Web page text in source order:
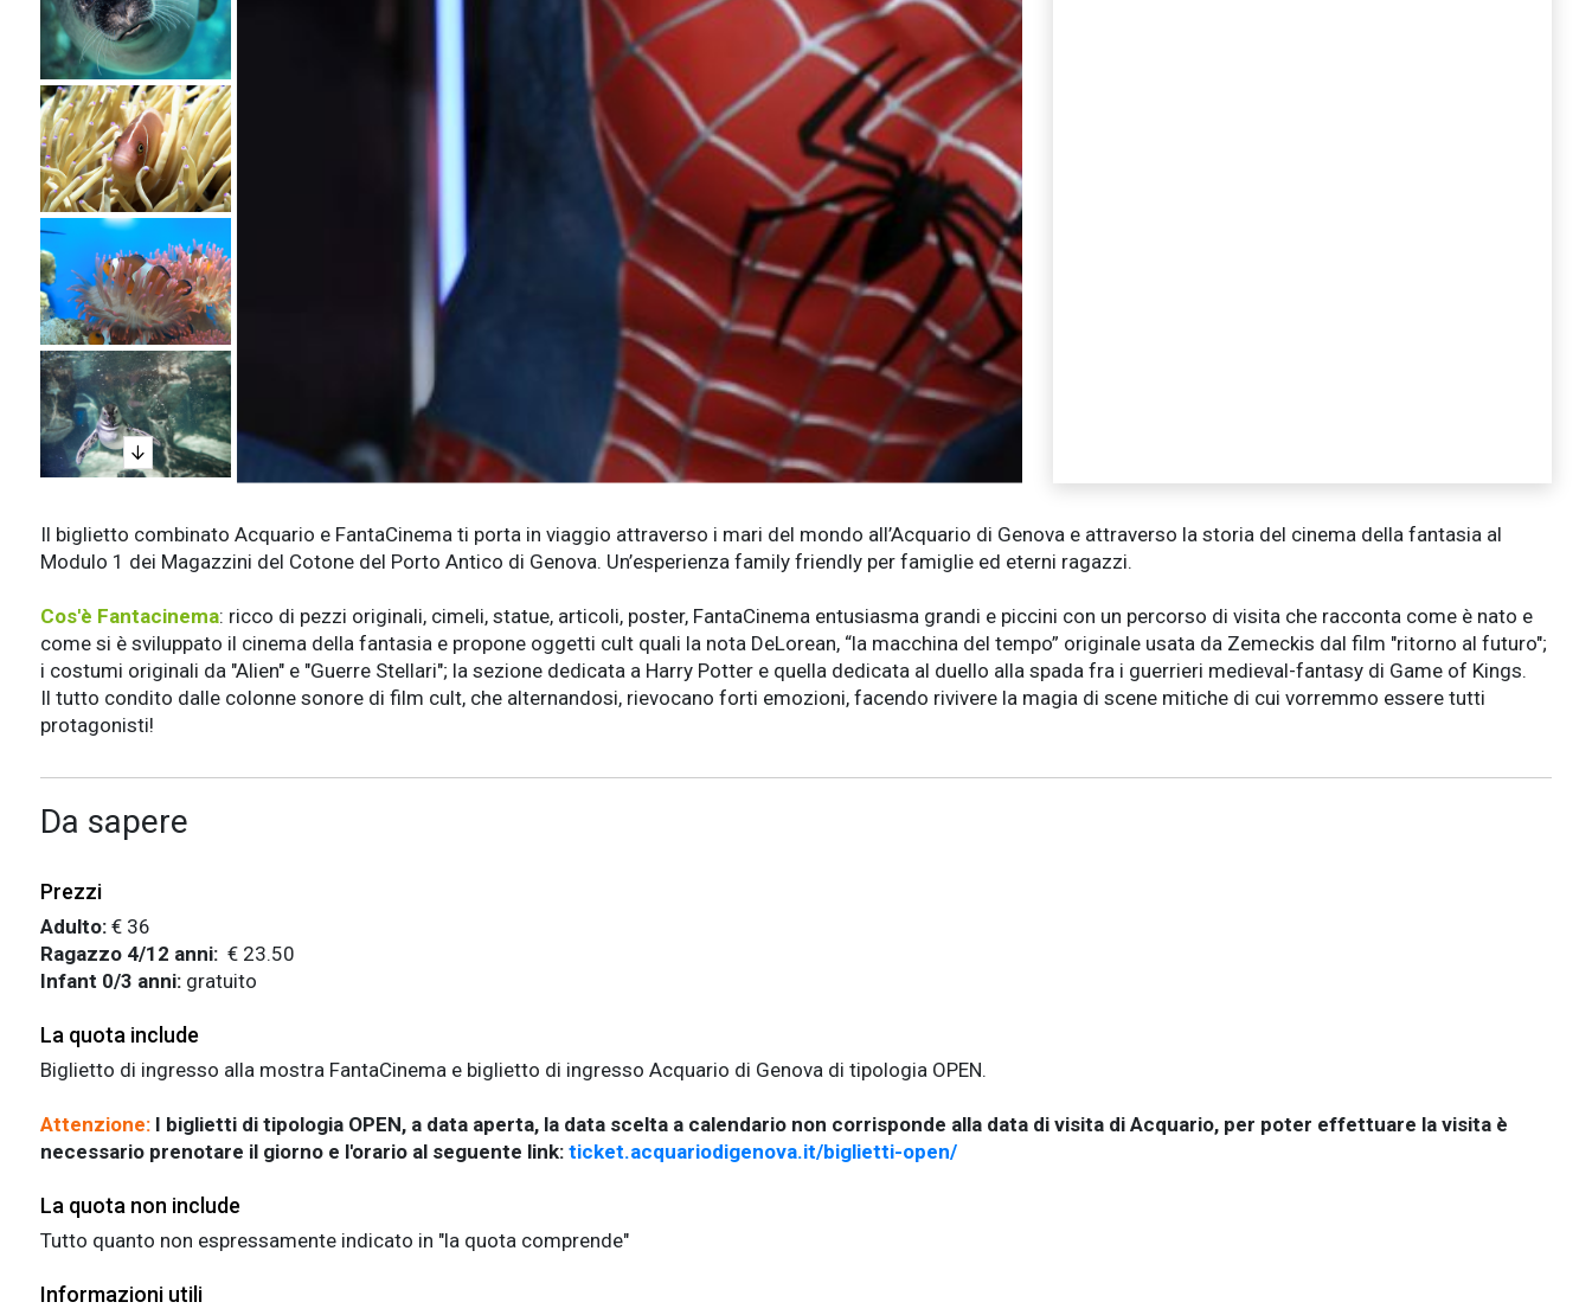
Il biglietto combinato Acquario e FantaCinema ti porta in viaggio attraverso i mari del mondo all’Acquario di Genova e attraverso la storia del cinema della fantasia al
Modulo 1 dei Magazzini del Cotone del Porto Antico di Genova. Un’esperienza family friendly per famiglie ed eterni ragazzi.
Cos'è Fantacinema: ricco di pezzi originali, cimeli, statue, articoli, poster, FantaCinema entusiasma grandi e piccini con un percorso di visita che racconta come è nato e
come si è sviluppato il cinema della fantasia e propone oggetti cult quali la nota DeLorean, “la macchina del tempo” originale usata da Zemeckis dal film "ritorno al futuro";
i costumi originali da "Alien" e "Guerre Stellari"; la sezione dedicata a Harry Potter e quella dedicata al duello alla spada fra i guerrieri medieval-fantasy di Game of Kings.
Il tutto condito dalle colonne sonore di film cult, che alternandosi, rievocano forti emozioni, facendo rivivere la magia di scene mitiche di cui vorremmo essere tutti
protagonisti!
Da sapere
Prezzi
Adulto: € 36
Ragazzo 4/12 anni: € 23.50
Infant 0/3 anni: gratuito
La quota include
Biglietto di ingresso alla mostra FantaCinema e biglietto di ingresso Acquario di Genova di tipologia OPEN.
Attenzione: I biglietti di tipologia OPEN, a data aperta, la data scelta a calendario non corrisponde alla data di visita di Acquario, per poter effettuare la visita è
necessario prenotare il giorno e l'orario al seguente link: ticket.acquariodigenova.it/biglietti-open/
La quota non include
Tutto quanto non espressamente indicato in "la quota comprende"
Informazioni utili